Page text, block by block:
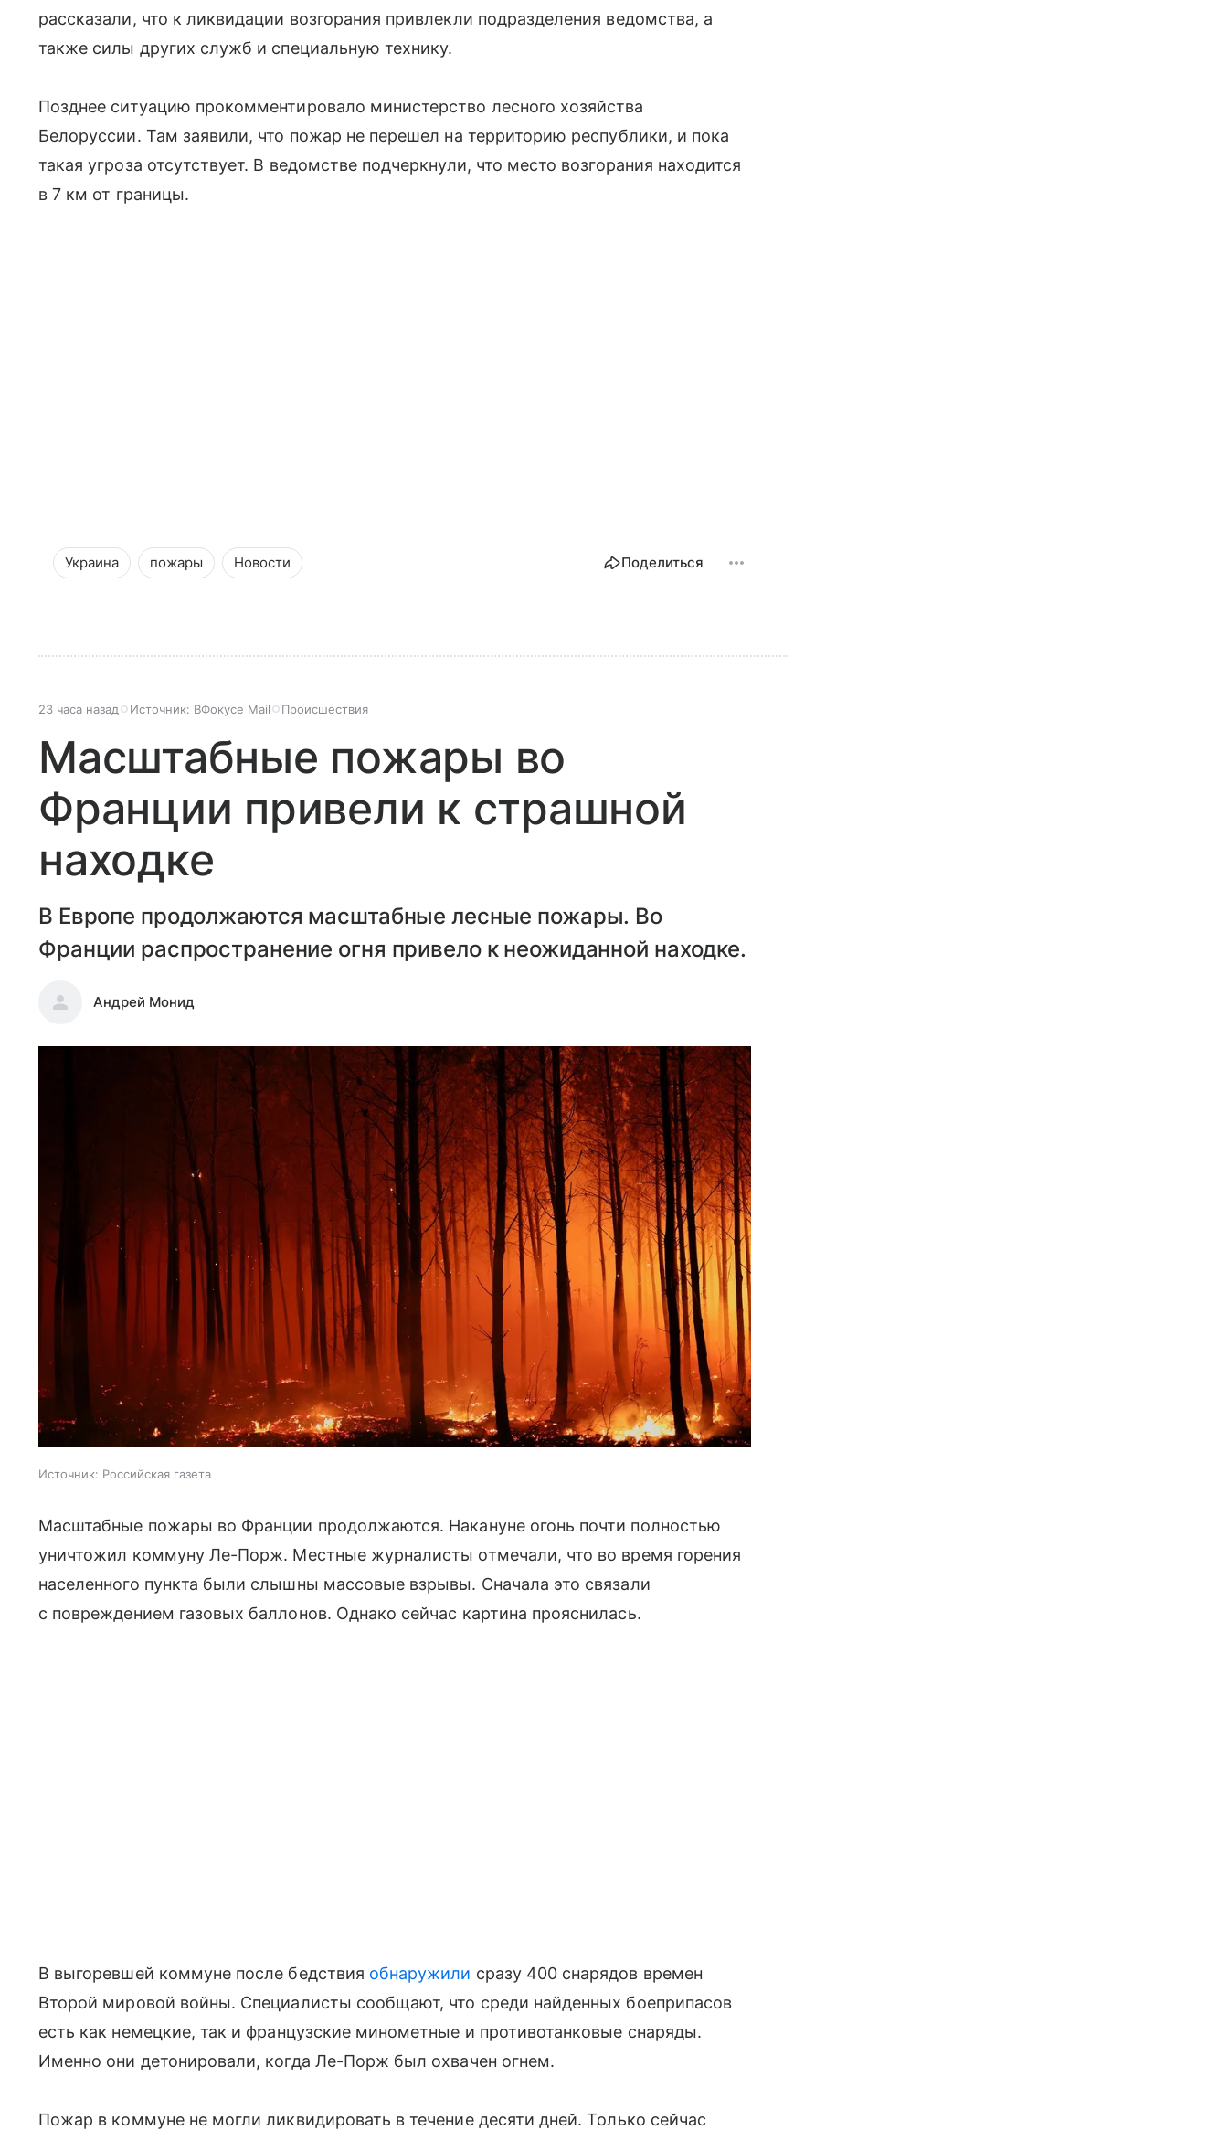
рассказали, что к ликвидации возгорания привлекли подразделения ведомства, а
также силы других служб и специальную технику.
Позднее ситуацию прокомментировало министерство лесного хозяйства
Белоруссии. Там заявили, что пожар не перешел на территорию республики, и пока
такая угроза отсутствует. В ведомстве подчеркнули, что место возгорания находится
в 7 км от границы.
Украина пожары Новости Поделиться
23 часа назад Источник: ВФокусе Mail Происшествия
Масштабные пожары во
Франции привели к страшной
находке
В Европе продолжаются масштабные лесные пожары. Во
Франции распространение огня привело к неожиданной находке.
Андрей Монид
Источник: Российская газета
Масштабные пожары во Франции продолжаются. Накануне огонь почти полностью
уничтожил коммуну Ле-Порж. Местные журналисты отмечали, что во время горения
населенного пункта были слышны массовые взрывы. Сначала это связали
с повреждением газовых баллонов. Однако сейчас картина прояснилась.
В выгоревшей коммуне после бедствия обнаружили сразу 400 снарядов времен
Второй мировой войны. Специалисты сообщают, что среди найденных боеприпасов
есть как немецкие, так и французские минометные и противотанковые снаряды.
Именно они детонировали, когда Ле-Порж был охвачен огнем.
Пожар в коммуне не могли ликвидировать в течение десяти дней. Только сейчас